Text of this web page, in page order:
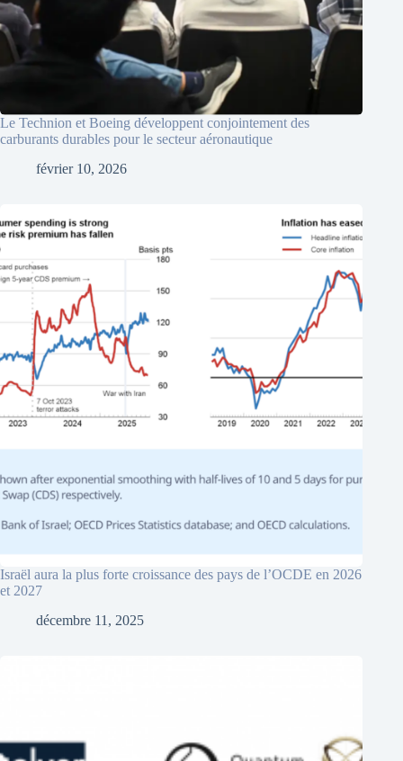
Le Technion et Boeing développent conjointement des
carburants durables pour le secteur aéronautique
février 10, 2026
Israël aura la plus forte croissance des pays de l’OCDE en 2026
et 2027
décembre 11, 2025